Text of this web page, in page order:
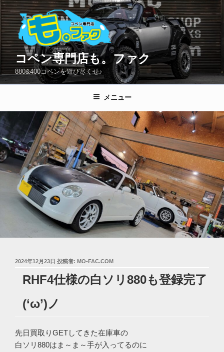
コ
ン
テ
ン
ツ
へ
ス
プ
コペン専門店も。ファク
880&400コペンを遊び尽くせ♪
メニュー
投
2024年12月23日 投稿者: MO-FAC.COM
RHF4仕様の白ソリ880も登録完了
(‘ω’)ノ
先日買取りGETしてきた在庫車の
白ソリ880はま～ま～手が入ってるのに